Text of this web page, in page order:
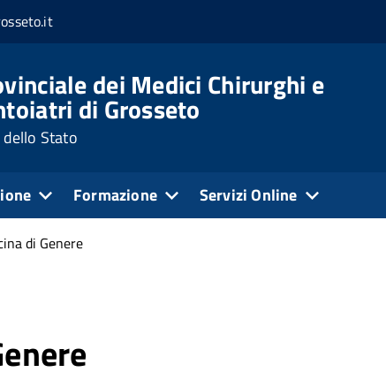
dei Medici Chirurghi e
di Grosseto
Stato
Formazione Servizi Online
di Genere